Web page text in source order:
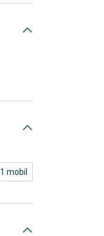
1 mobil